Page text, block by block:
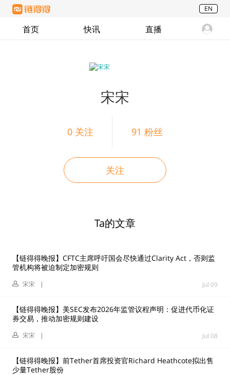
EN
首页 快讯 直播
宋宋
0关注 91 粉丝
关注
Ta的文章
【链得得晚报】CFTC主席呼吁国会尽快通过Clarity Act，否则监
管机构将被迫制定加密规则
宋宋 | Jul 09
【链得得晚报】美SEC发布2026年监管议程声明：促进代币化证
券交易，推动加密规则建设
宋宋 | Jul 08
【链得得晚报】前Tether首席投资官Richard Heathcote拟出售
少量Tether股份